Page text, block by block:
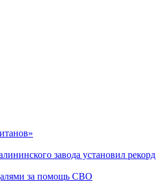
завода установил рекорд
за помощь СВО